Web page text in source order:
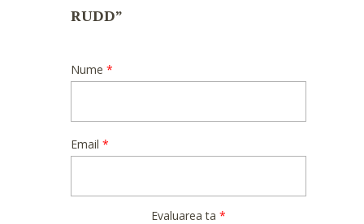
RUDD”
Nume *
Email *
Evaluarea ta *